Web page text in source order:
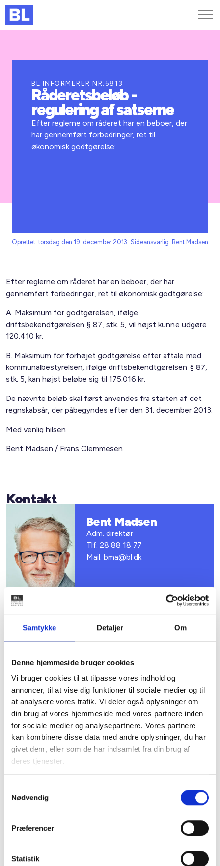
Samtykke Detaljer Om
Denne hjemmeside bruger cookies
Vi bruger cookies til at tilpasse vores indhold og
annoncer, til at vise dig funktioner til sociale medier og til
at analysere vores trafik. Vi deler også oplysninger om
din brug af vores hjemmeside med vores partnere inden
for sociale medier og analysepartnere. Vores partnere
kan kombinere disse data med andre oplysninger, du har
givet dem, eller som de har indsamlet fra din brug af
deres tjenester.
Nødvendig
Præferencer
Statistik
Kurser og arrangementer
Jobportalen
BL INFORMERER NR.5813
Råderetsbeløb -
regulering af satserne
Efter reglerne om råderet har en beboer, der
har gennemført forbedringer, ret til
økonomisk godtgørelse:
Oprettet: torsdag den 19. december 2013 Sideansvarlig: Bent Madsen
Efter reglerne om råderet har en beboer, der har
gennemført forbedringer, ret til økonomisk godtgørelse:
A. Maksimum for godtgørelsen, ifølge
driftsbekendtgørelsen § 87, stk. 5, vil højst kunne udgøre
120.410 kr.
B. Maksimum for forhøjet godtgørelse efter aftale med
kommunalbestyrelsen, ifølge driftsbekendtgørelsen § 87,
stk. 5, kan højst beløbe sig til 175.016 kr.
De nævnte beløb skal først anvendes fra starten af det
regnskabsår, der påbegyndes efter den 31. december 2013.
Med venlig hilsen
Bent Madsen / Frans Clemmesen
Kontakt
Bent Madsen
Adm. direktør
Tlf: 28 88 18 77
Mail: bma@bl.dk
Relateret indhold
BL INFORMERER
Nye krav om fjernaflæste målere – alle
ejendomme skal være klar senest 1. januar
2027
08. juni 2026
BL INFORMERER
Ansvar for nødforsyning i plejeboliger ved
forsyningssvigt
Sundhedsreformens konsekvenser for